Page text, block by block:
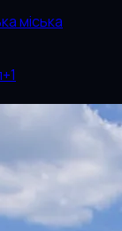
міська
+1